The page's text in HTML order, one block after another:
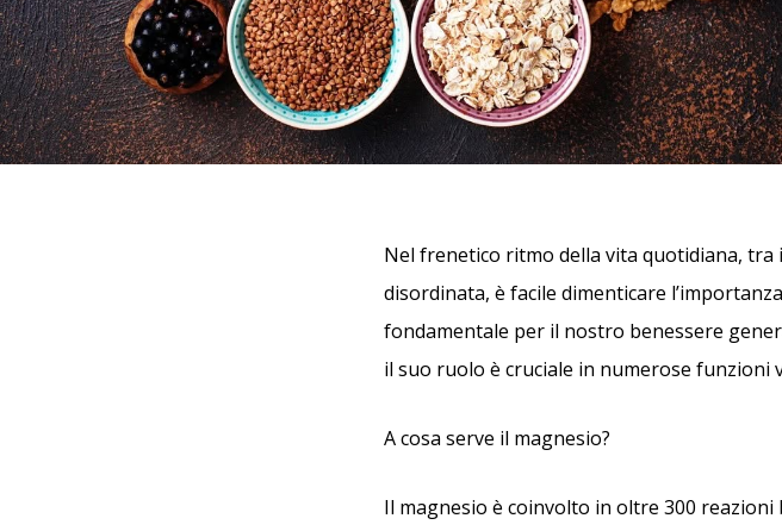
Nel frenetico ritmo della vita quotidiana,
disordinata, è facile dimenticare
fondamentale per il nostro benessere
il suo ruolo è cruciale in numerose funzioni
A cosa serve il magnesio?
Il magnesio è coinvolto in oltre 300 reazioni